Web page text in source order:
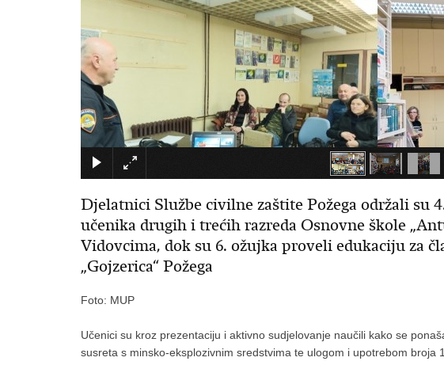
Djelatnici Službe civilne zaštite Požega održali su
učenika drugih i trećih razreda Osnovne škole
Vidovcima, dok su 6. ožujka proveli edukaciju za
„Gojzerica“ Požega
Foto: MUP
Učenici su kroz prezentaciju i aktivno sudjelovanje naučili kako se
susreta s minsko-eksplozivnim sredstvima te ulogom i upotrebom broja